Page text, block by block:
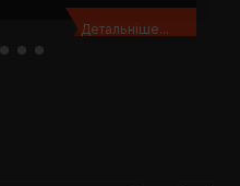
Детальніше...